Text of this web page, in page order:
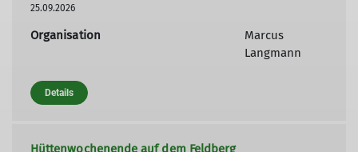
25.09.2026
Organisation
Marcus
Langmann
Details
Hüttenwochenende auf dem Feldberg